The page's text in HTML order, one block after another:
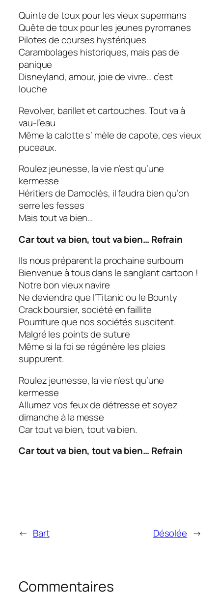
Quinte de toux pour les vieux supermans
Quête de toux pour les jeunes pyromanes
Pilotes de courses hystériques
Carambolages historiques, mais pas de
panique
Disneyland, amour, joie de vivre… c’est
louche
Revolver, barillet et cartouches. Tout va à
vau-l’eau
Même la calotte s’ mèle de capote, ces vieux
puceaux.
Roulez jeunesse, la vie n’est qu’une
kermesse
Héritiers de Damoclès, il faudra bien qu’on
serre les fesses
Mais tout va bien…
Car tout va bien, tout va bien… Refrain
Ils nous préparent la prochaine surboum
Bienvenue à tous dans le sanglant cartoon !
Notre bon vieux navire
Ne deviendra que l’Titanic ou le Bounty
Crack boursier, société en faillite
Pourriture que nos sociétés suscitent.
Malgré les points de suture
Même si la foi se régénère les plaies
suppurent.
Roulez jeunesse, la vie n’est qu’une
kermesse
Allumez vos feux de détresse et soyez
dimanche à la messe
Car tout va bien, tout va bien.
Car tout va bien, tout va bien… Refrain
← Bart Désolée →
Commentaires